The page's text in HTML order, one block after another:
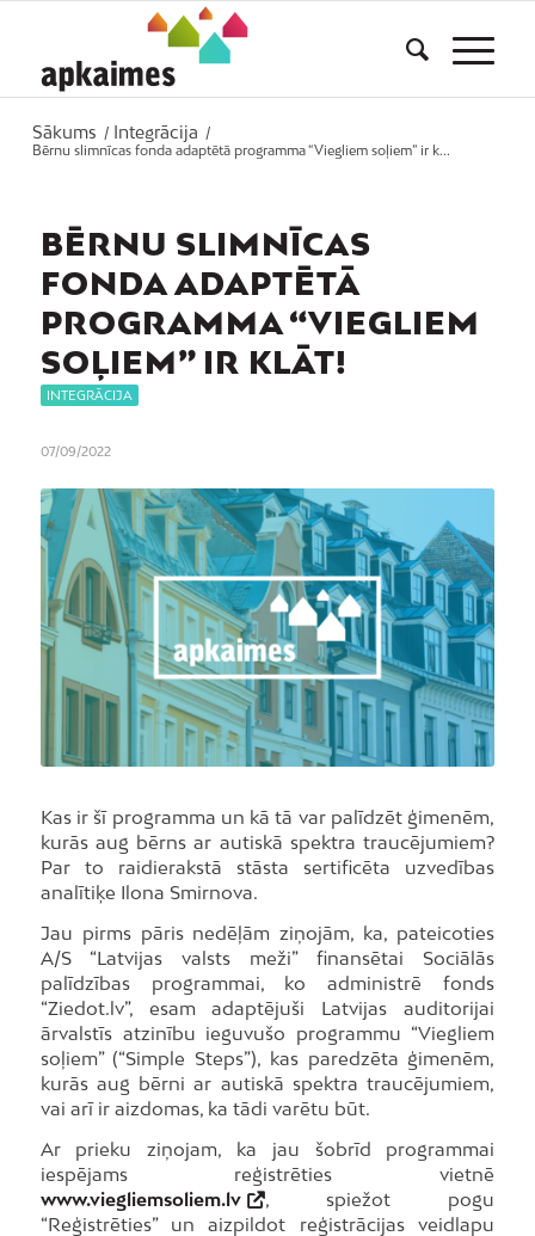
Sākums / Integrācija
/
Bērnu slimnīcas fonda adaptētā programma “Viegliem soļiem” ir k...
BĒRNU SLIMNĪCAS
FONDA ADAPTĒTĀ
PROGRAMMA “VIEGLIEM
SOĻIEM” IR KLĀT!
INTEGRĀCIJA
07/09/2022
Kas ir šī programma un kā tā var palīdzēt ģimenēm,
kurās aug bērns ar autiskā spektra traucējumiem?
Par to raidierakstā stāsta sertificēta uzvedības
analītiķe Ilona Smirnova.
Jau pirms pāris nedēļām ziņojām, ka, pateicoties
A/S “Latvijas valsts meži” finansētai Sociālās
palīdzības programmai, ko administrē fonds
“Ziedot.lv”, esam adaptējuši Latvijas auditorijai
ārvalstīs atzinību ieguvušo programmu “Viegliem
soļiem” (“Simple Steps”), kas paredzēta ģimenēm,
kurās aug bērni ar autiskā spektra traucējumiem,
vai arī ir aizdomas, ka tādi varētu būt.
Ar prieku ziņojam, ka jau šobrīd programmai
iespējams reģistrēties vietnē
www.viegliemsoliem.lv
, spiežot pogu
“Reģistrēties” un aizpildot reģistrācijas veidlapu